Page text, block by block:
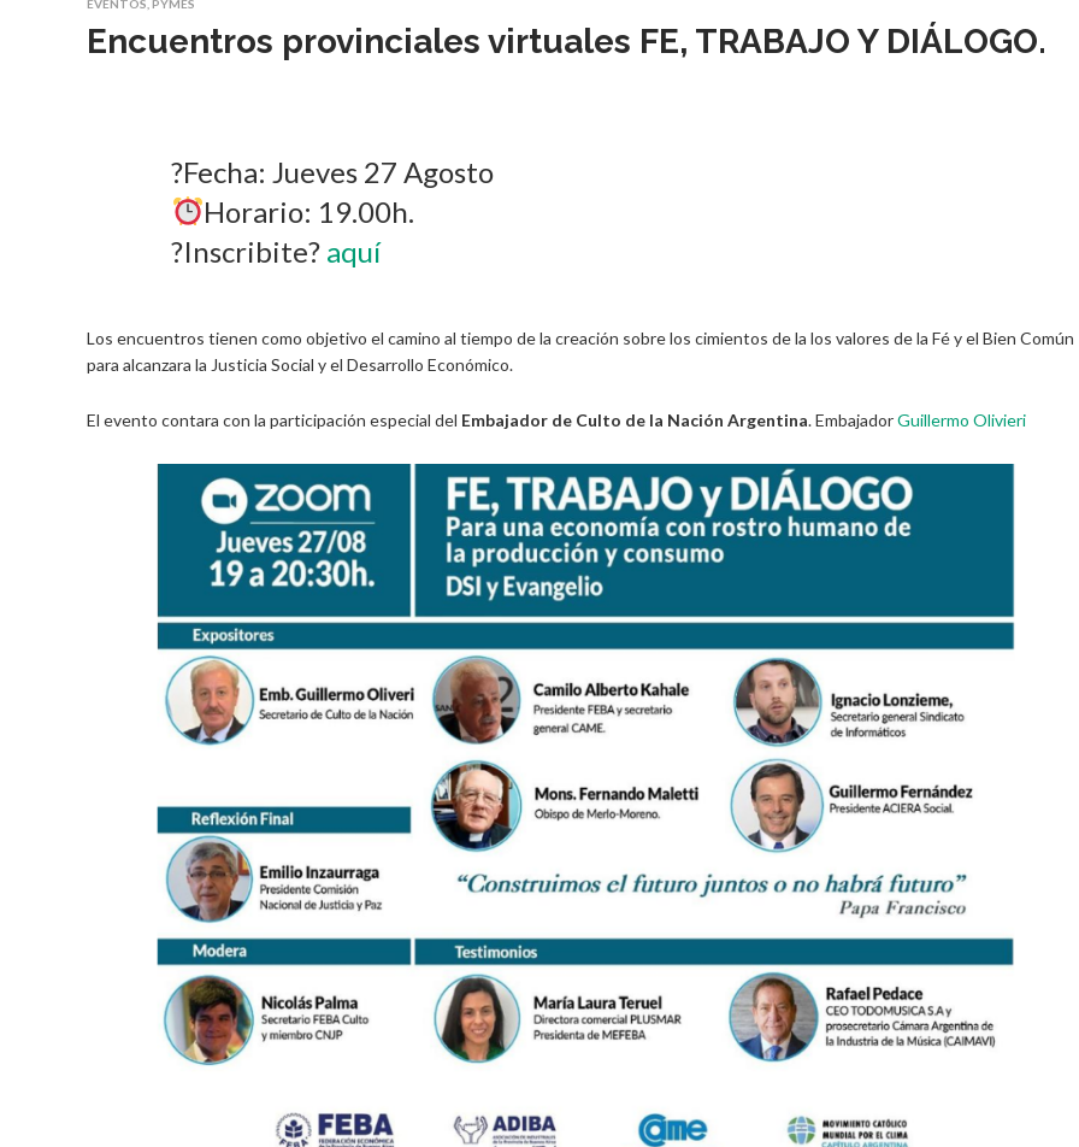
EVENTOS PYMES
Encuentros provinciales virtuales FE, TRABAJO Y DIÁLOGO.
?️Fecha: Jueves 27 Agosto
Horario: 19.00h.
?Inscribite? aquí
Los encuentros tienen como objetivo el camino al tiempo de la creación sobre los cimientos de la los valores de la Fé y el Bien Común
para alcanzara la Justicia Social y el Desarrollo Económico.
El evento contara con la participación especial del Embajador de Culto de la Nación Argentina. EmbajadorGuillermo Olivieri